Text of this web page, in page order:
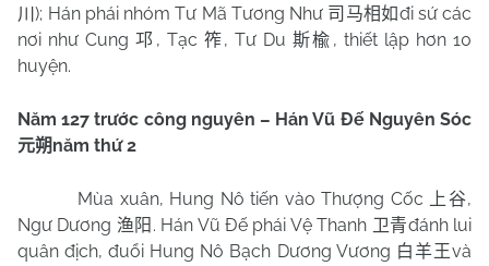
川); Hán phái nhóm Tư Mã Tương Như 司马相如đi sứ các
nơi như Cung邛 , Tạc 筰, Tư Du斯楡 , thiết lập hơn 10
huyện.
Năm 127 trước công nguyên – Hán Vũ Đế Nguyên Sóc
元朔năm thứ 2
Mùa xuân, Hung Nô tiến vào Thượng Cốc 上谷,
Ngư Dương 渔阳 . Hán Vũ Đế phái Vệ Thanh 卫青đánh lui
quân địch, đuổi Hung Nô Bạch Dương Vương 白羊王và